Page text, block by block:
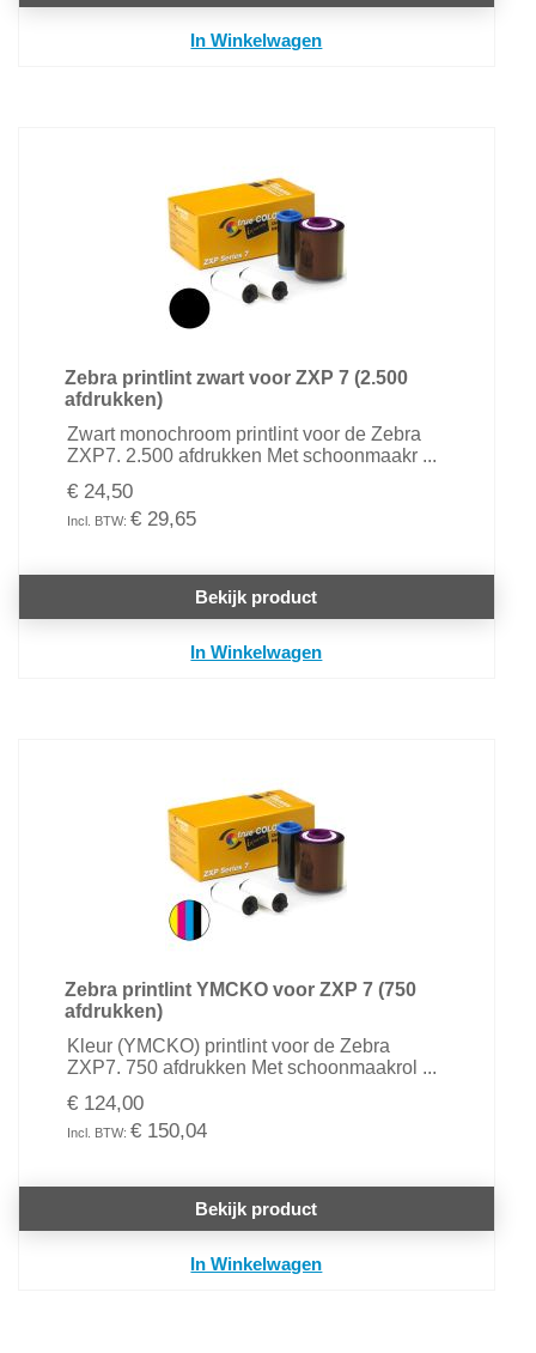
In Winkelwagen
Zebra printlint zwart voor ZXP 7 (2.500
afdrukken)
Zwart monochroom printlint voor de Zebra
ZXP7. 2.500 afdrukken Met schoonmaakr ...
€ 24,50
€ 29,65
Bekijk product
In Winkelwagen
Zebra printlint YMCKO voor ZXP 7 (750
afdrukken)
Kleur (YMCKO) printlint voor de Zebra
ZXP7. 750 afdrukken Met schoonmaakrol ...
€ 124,00
€ 150,04
Bekijk product
In Winkelwagen